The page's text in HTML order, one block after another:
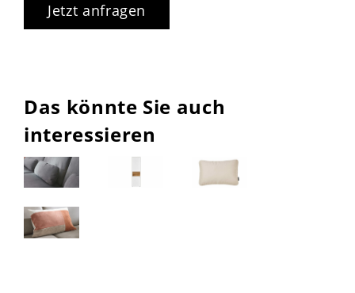
Jetzt anfragen
Das könnte Sie auch
interessieren